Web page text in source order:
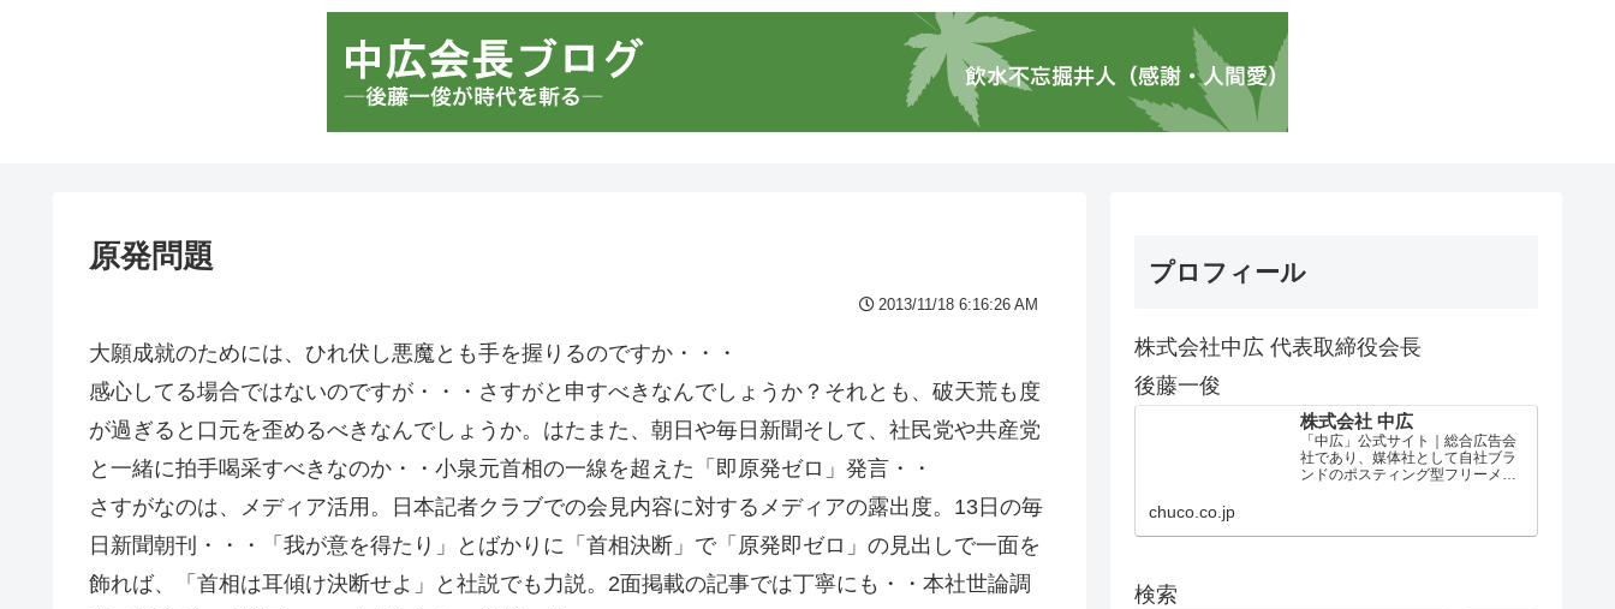
原発問題
2013/11/18 6:16:26 AM
大願成就のためには、ひれ伏し悪魔とも手を握りるのですか・・・
感心してる場合ではないのですが・・・さすがと申すべきなんでしょうか？それとも、破天荒も度
が過ぎると口元を歪めるべきなんでしょうか。はたまた、朝日や毎日新聞そして、社民党や共産党
と一緒に拍手喝采すべきなのか・・小泉元首相の一線を超えた「即原発ゼロ」発言・・
さすがなのは、メディア活用。日本記者クラブでの会見内容に対するメディアの露出度。13日の毎
日新聞朝刊・・・「我が意を得たり」とばかりに「首相決断」で「原発即ゼロ」の見出しで一面を
飾れば、「首相は耳傾け決断せよ」と社説でも力説。2面掲載の記事では丁寧にも・・本社世論調
プロフィール
株式会社中広 代表取締役会長
後藤一俊
株式会社 中広
「中広」公式サイト｜総合広告会
社であり、媒体社として自社ブラ
ンドのポスティング型フリーメデ
chuco.co.jp
検索